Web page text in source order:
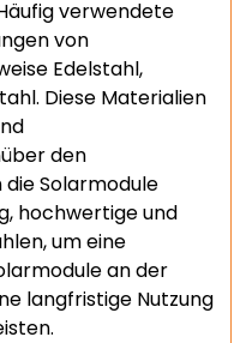
verwendete
von
Edelstahl,
Diese Materialien
den
Solarmodule
hochwertige und
um eine
an der
langfristige Nutzung